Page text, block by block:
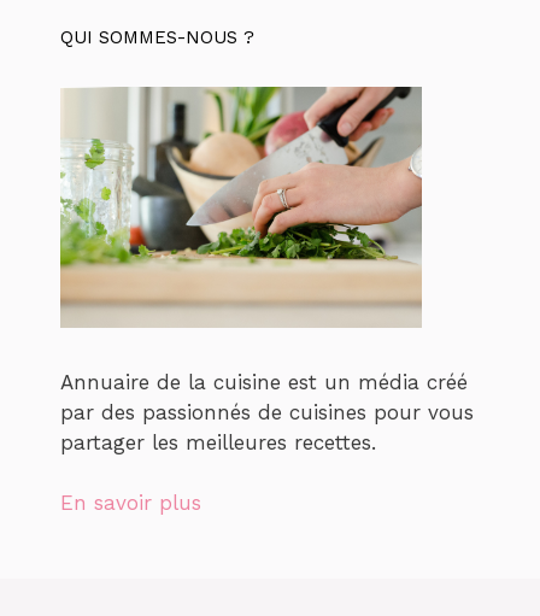
QUI SOMMES-NOUS ?
Annuaire de la cuisine est un média créé
par des passionnés de cuisines pour vous
partager les meilleures recettes.
En savoir plus